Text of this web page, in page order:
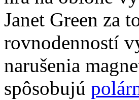
Janet Green za
rovnodenností
narušenia
spôsobujú